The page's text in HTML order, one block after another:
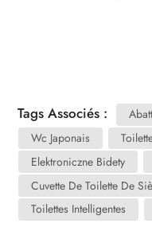
Tags Associés :
Wc Japonais
Elektroniczne Bidety
Cuvette De Toilette De
Toilettes Intelligentes